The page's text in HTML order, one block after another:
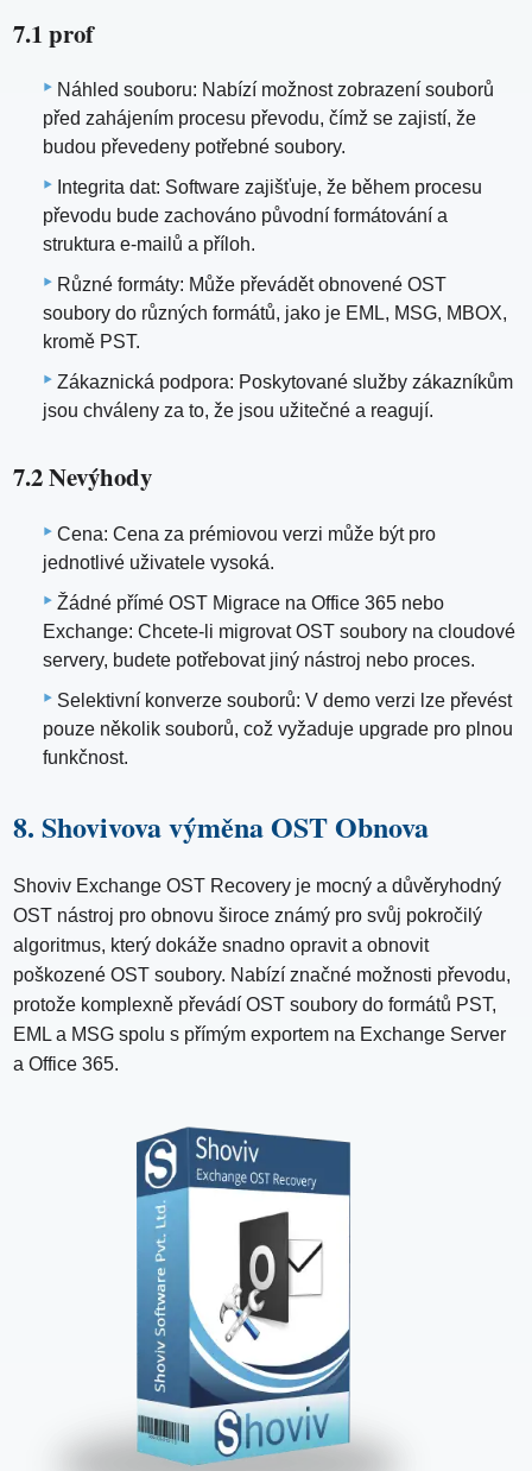
7.1 prof
Náhled souboru: Nabízí možnost zobrazení souborů
před zahájením procesu převodu, čímž se zajistí, že
budou převedeny potřebné soubory.
Integrita dat: Software zajišťuje, že během procesu
převodu bude zachováno původní formátování a
struktura e-mailů a příloh.
Různé formáty: Může převádět obnovené OST
soubory do různých formátů, jako je EML, MSG, MBOX,
kromě PST.
Zákaznická podpora: Poskytované služby zákazníkům
jsou chváleny za to, že jsou užitečné a reagují.
7.2 Nevýhody
Cena: Cena za prémiovou verzi může být pro
jednotlivé uživatele vysoká.
Žádné přímé OST Migrace na Office 365 nebo
Exchange: Chcete-li migrovat OST soubory na cloudové
servery, budete potřebovat jiný nástroj nebo proces.
Selektivní konverze souborů: V demo verzi lze převést
pouze několik souborů, což vyžaduje upgrade pro plnou
funkčnost.
8. Shovivova výměna OST Obnova
Shoviv Exchange OST Recovery je mocný a důvěryhodný
OST nástroj pro obnovu široce známý pro svůj pokročilý
algoritmus, který dokáže snadno opravit a obnovit
poškozené OST soubory. Nabízí značné možnosti převodu,
protože komplexně převádí OST soubory do formátů PST,
EML a MSG spolu s přímým exportem na Exchange Server
a Office 365.